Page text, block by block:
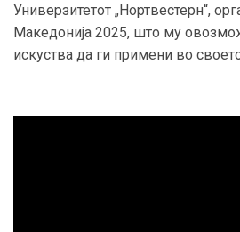
Универзитетот „Нортвестерн“,
Македонија 2025, што му
искуства да ги примени во